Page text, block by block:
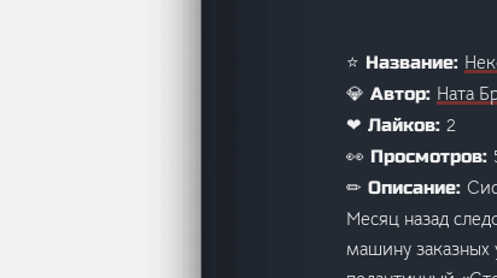
⭐ Название:
💎 Автор: Ната
❤ Лайков: 2
👀 Просмотров:
✏ Описание:
Месяц назад
машину заказных